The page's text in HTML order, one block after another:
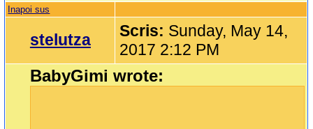
Inapoi sus
stelutza Scris: Sunday, May 14,
2017 2:12 PM
BabyGimi wrote: